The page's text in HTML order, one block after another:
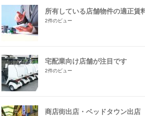
所有している店舗物件の適正賃
2件のビュー
宅配業向け店舗が注目です
2件のビュー
商店街出店・ベッドタウン出店